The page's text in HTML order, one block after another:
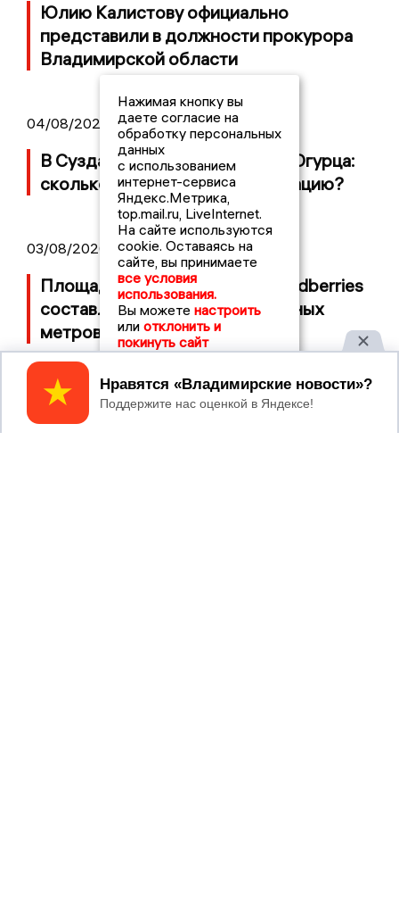
Юлию Калистову официально
представили в должности прокурора
Владимирской области
04/08/2026 09:01
В Суздале прошёл Фестиваль Огурца:
сколько потратили на организацию?
03/08/2026 14:13
Площадь пожара на складе Wildberries
составляет 100 тысяч квадратных
метров
Нажимая кнопку вы
даете согласие на
обработку персональных
данных
с использованием
интернет-сервиса
Яндекс.Метрика,
top.mail.ru, LiveInternet.
На сайте используются
cookie. Оставаясь на
сайте, вы принимаете
все условия
использования.
Вы можете настроить
или отклонить и
покинуть сайт
Принять